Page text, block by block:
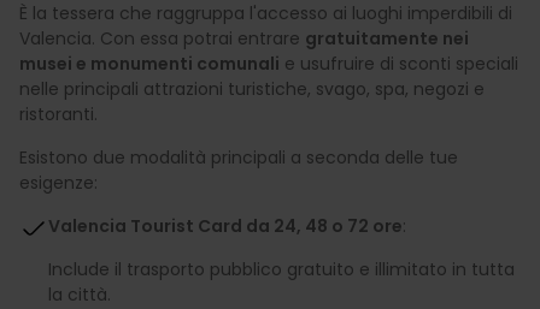
È la tessera che raggruppa l'accesso ai luoghi imperdibili di
Valencia. Con essa potrai entrare gratuitamente nei
musei e monumenti comunali e usufruire di sconti speciali
nelle principali attrazioni turistiche, svago, spa, negozi e
ristoranti.
Esistono due modalità principali a seconda delle tue
esigenze:
Valencia Tourist Card da 24, 48 o 72 ore:
Include il trasporto pubblico gratuito e illimitato in tutta
la città.